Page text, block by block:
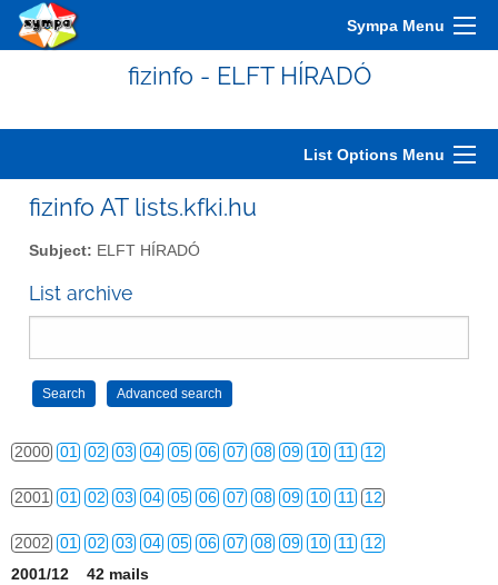
Sympa Menu
fizinfo - ELFT HÍRADÓ
List Options Menu
fizinfo AT lists.kfki.hu
Subject: ELFT HÍRADÓ
List archive
2000 01 02 03 04 05 06 07 08 09 10 11 12
2001 01 02 03 04 05 06 07 08 09 10 11 12
2002 01 02 03 04 05 06 07 08 09 10 11 12
2001/12 42 mails